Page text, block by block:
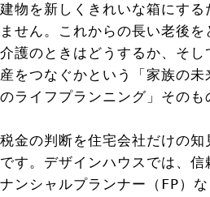
物を新しくきれいな箱にする
せん。これからの長い老後を
護のときはどうするか、そし
をつなぐかという「家族の未
ライフプランニング」そのも
金の判断を住宅会社だけの知
す。デザインハウスでは、信
ンシャルプランナー（FP）